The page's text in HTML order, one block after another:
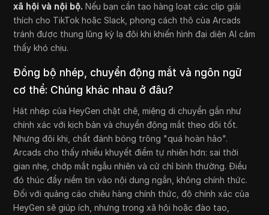
xã hội và nội bộ. Nếu bạn cần tạo hàng loạt các clip giải
thích cho TikTok hoặc Slack, phong cách thô của Arcads
tránh được thung lũng kỳ lạ đôi khi khiến hình đại diện AI cảm
thấy khó chịu.
Đồng bộ nhép, chuyển động mắt và ngôn ngữ
cơ thể: Chúng khác nhau ở đâu?
Hát nhép của HeyGen chặt chẽ, miệng di chuyển gần như
chính xác với kịch bản và chuyển động mắt theo dõi tốt.
Nhưng đôi khi, chất đánh bóng trông "quá hoàn hảo".
Arcads cho thấy nhiều khuyết điểm tự nhiên hơn: sai thời
gian nhẹ, chớp mắt ngẫu nhiên và cử chỉ bình thường. Điều
đó thúc đẩy niềm tin vào nội dung ngắn, không chính thức.
Đối với quảng cáo chiêu hàng chính thức, độ chính xác của
HeyGen sẽ giúp ích, nhưng trong xã hội hoặc đào tạo,